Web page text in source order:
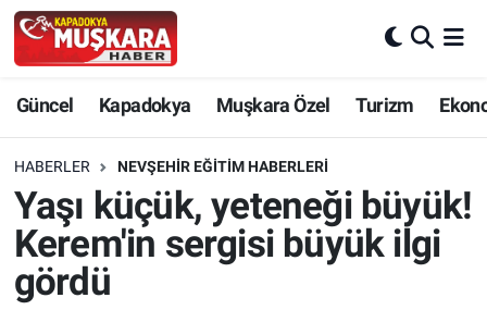
Güncel Kapadokya Muşkara Özel Turizm
HABERLER NEVŞEHIR EĞITIM HABERLERI
Yaşı küçük, yeteneği büyük!
Kerem'in sergisi büyük ilgi
gördü
Güncel
SEÇİM
Muşkara Özel
Nevşehir Hava Durumu
Nevşehir Trafik Yoğunluk Haritası
Süper Lig Puan Durumu ve Fikstür